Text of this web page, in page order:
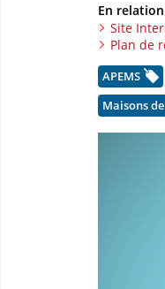
En relation
Site
Plan de
APEMS
Maisons